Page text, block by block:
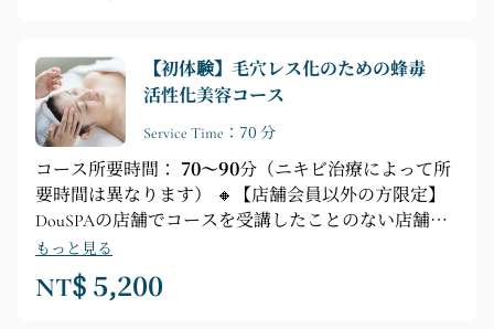
テクニック）
【初体験】毛穴レス化のための蜂毒
活性化美容コース
Service Time：70 分
コース所要時間： 70～90分（ニキビ治療によって所
要時間は異なります） 🔸【店舗会員以外の方限定】
DouSPAの店舗でコースを受講したことのない店舗会
員以外の方 🔸 美しいノーメイク肌を目指します
🔸【フェイシャルケアのポイント】ディープクレンジ
ング ► 毛穴浄化 ► 保湿エッセンス＋蜂毒活性化マッ
もっと見る
NT$ 5,200